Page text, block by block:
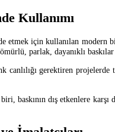
Kullanımı
etmek için kullanılan
parlak, dayanıklı baskılar
canlılığı gerektiren
baskının dış etkenlere